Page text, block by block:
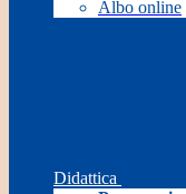
Albo online
Didattica